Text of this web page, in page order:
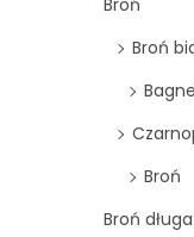
Broń
Broń
Broń
Broń długa